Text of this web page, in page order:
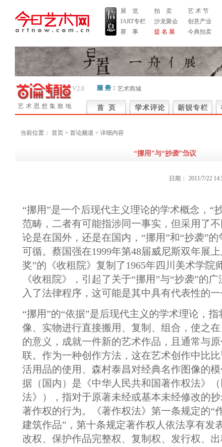
展 览
IART专栏
赛 事
拍 卖
沙龙聚会
提 名 展
艺 术 节
创意产业
今典拍卖
艺术思想集散地
V2.0 艺术商城
当前位置： 首页 > 首论频道 > 详细内容
“挪用”与“抄袭”刍议
日期： 2011/7/22
“挪用”是一个后现代主义理论的学术概念，“
范畴，二者有可能指涉同一事实，但采用了
论是在国外，还是在国内，“挪用”和“抄袭”
可循。蔡国强在1999年第48届威尼斯双年展
奖”的《收租院》复制了1965年四川美术学院
《收租院》，引起了关于“挪用”与“抄袭”的
入了法律程序，这可能是其中具有代表性的
“挪用”的“依据”是后现代主义的学术理论，
像、实物进行直接搬用、复制、组合，使之
的意义，成就一件新的艺术作品，且通常与
联。作为一种创作方法，这在艺术创作中比
活用品的使用、森村泰昌对经典名作图像的
据（国内）是《中华人民共和国著作权法》
法》），指对于原著未经或基本未经修改的
著作权的行为。《著作权法》第一条规定的“
建筑作品”，第十条规定著作权人依法享有发
改权、保护作品完整权、复制权、发行权、